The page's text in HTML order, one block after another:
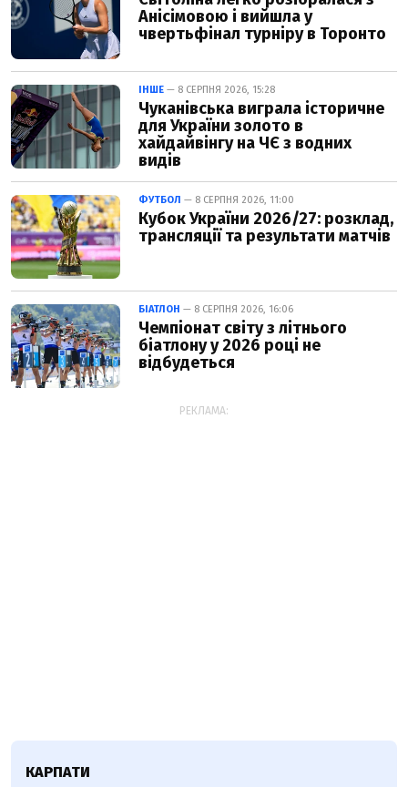
Анісімовою і вийшла у
чвертьфінал турніру в Торонто
ІНШЕ — 8 СЕРПНЯ 2026, 15:28
Чуканівська виграла історичне
для України золото в
хайдайвінгу на ЧЄ з водних
видів
ФУТБОЛ — 8 СЕРПНЯ 2026, 11:00
Кубок України 2026/27: розклад,
трансляції та результати матчів
БІАТЛОН — 8 СЕРПНЯ 2026, 16:06
Чемпіонат світу з літнього
біатлону у 2026 році не
відбудеться
РЕКЛАМА:
КАРПАТИ